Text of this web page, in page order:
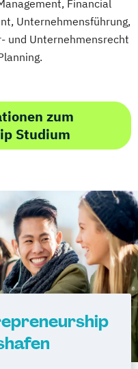
Financial
Unternehmensführung,
und Unternehmensrecht
zum
Studium